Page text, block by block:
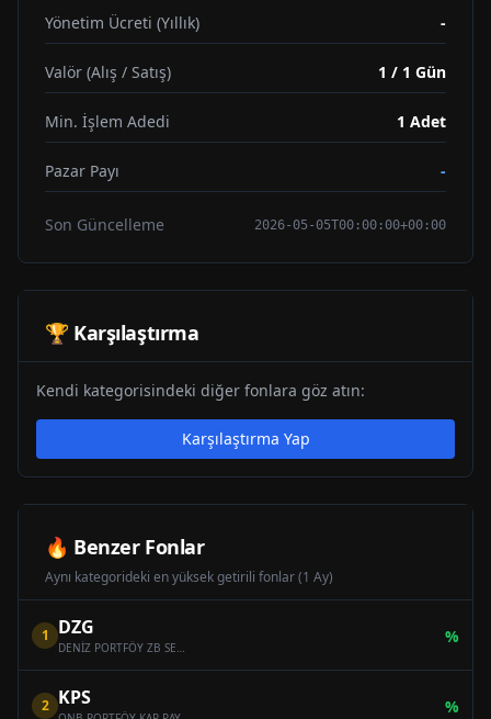
Yönetim Ücreti (Yıllık) -
Valör (Alış / Satış) 1 / 1 Gün
Min. İşlem Adedi 1 Adet
Pazar Payı -
Son Güncelleme 2026-05-05T00:00:00+00:00
🏆 Karşılaştırma
Kendi kategorisindeki diğer fonlara göz atın:
Karşılaştırma Yap
🔥 Benzer Fonlar
Aynı kategorideki en yüksek getirili fonlar (1 Ay)
1 DZG
DENİZ PORTFÖY ZB SERBEST (DÖVİZ) ÖZEL FON
%
2 KPS %